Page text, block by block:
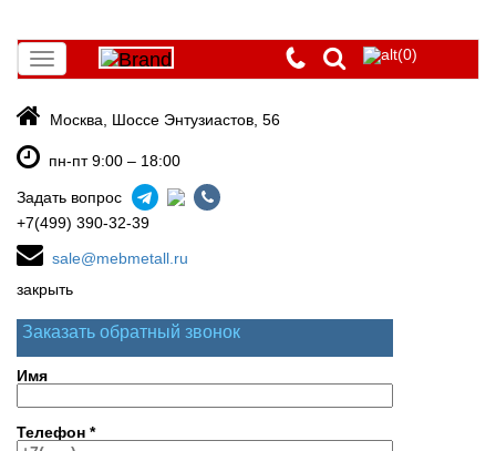
Toggle
navigation
(0)
Москва, Шоссе Энтузиастов, 56
пн-пт 9:00 – 18:00
Задать вопрос
+7(499) 390-32-39
sale@mebmetall.ru
закрыть
Заказать обратный звонок
Имя
Телефон *